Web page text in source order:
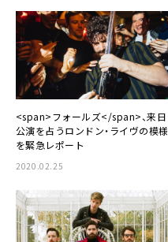
<span>フォールズ</span>、来日
公演を占うロンドン・ライヴの模様
を緊急レポート
2020.02.25